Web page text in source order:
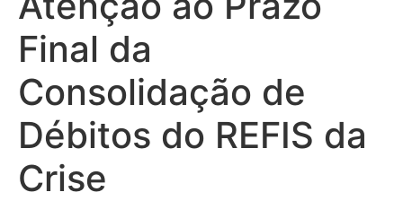
Final da
Consolidação de
Débitos do REFIS da
Crise